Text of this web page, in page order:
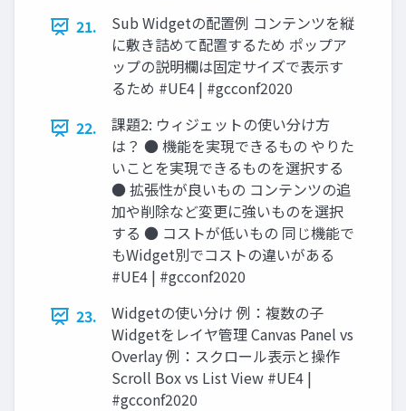
21.
Sub Widgetの配置例 コンテンツを縦
に敷き詰めて配置するため ポップア
ップの説明欄は固定サイズで表示す
るため #UE4 | #gcconf2020
22.
課題2: ウィジェットの使い分け方
は？ ● 機能を実現できるもの やりた
いことを実現できるものを選択する
● 拡張性が良いもの コンテンツの追
加や削除など変更に強いものを選択
する ● コストが低いもの 同じ機能で
もWidget別でコストの違いがある
#UE4 | #gcconf2020
23.
Widgetの使い分け 例：複数の子
Widgetをレイヤ管理 Canvas Panel vs
Overlay 例：スクロール表示と操作
Scroll Box vs List View #UE4 |
#gcconf2020